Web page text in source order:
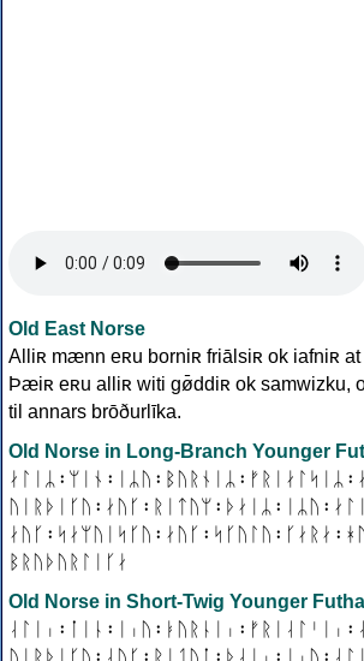
Old East Norse
Alliʀ mænn eʀu borniʀ friālsiʀ ok iafniʀ at
Þæiʀ eʀu alliʀ witi gø̄ddiʀ ok samwizku,
til annars brōðurlīka.
Old Norse in Long-Branch Younger
ᛒᚱᚢᚦᚢᚱᛚᛁᚴᛅ
Old Norse in Short-Twig Younger